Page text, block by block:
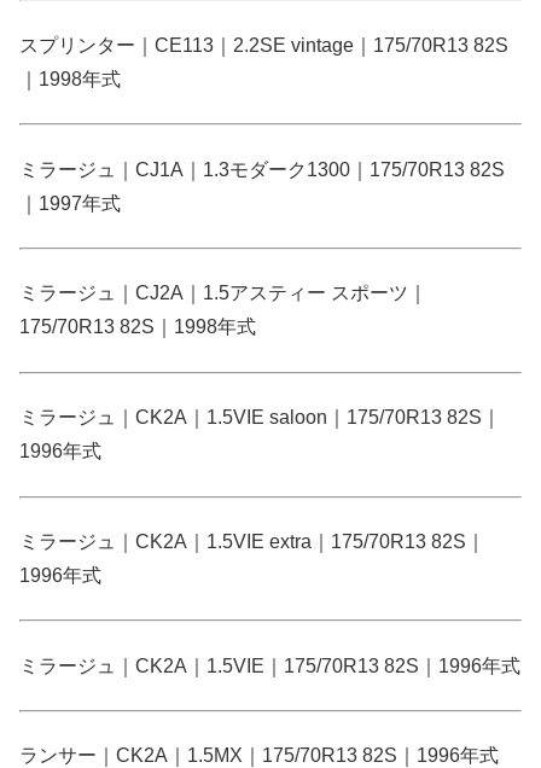
スプリンター｜CE113｜2.2SE vintage｜175/70R13 82S
｜1998年式
ミラージュ｜CJ1A｜1.3モダーク1300｜175/70R13 82S
｜1997年式
ミラージュ｜CJ2A｜1.5アスティー スポーツ｜
175/70R13 82S｜1998年式
ミラージュ｜CK2A｜1.5VIE saloon｜175/70R13 82S｜
1996年式
ミラージュ｜CK2A｜1.5VIE extra｜175/70R13 82S｜
1996年式
ミラージュ｜CK2A｜1.5VIE｜175/70R13 82S｜1996年式
ランサー｜CK2A｜1.5MX｜175/70R13 82S｜1996年式